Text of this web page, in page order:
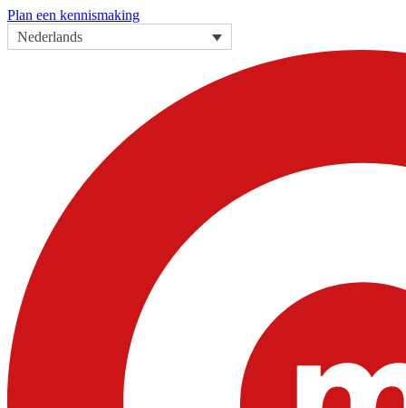
Plan een kennismaking
Nederlands